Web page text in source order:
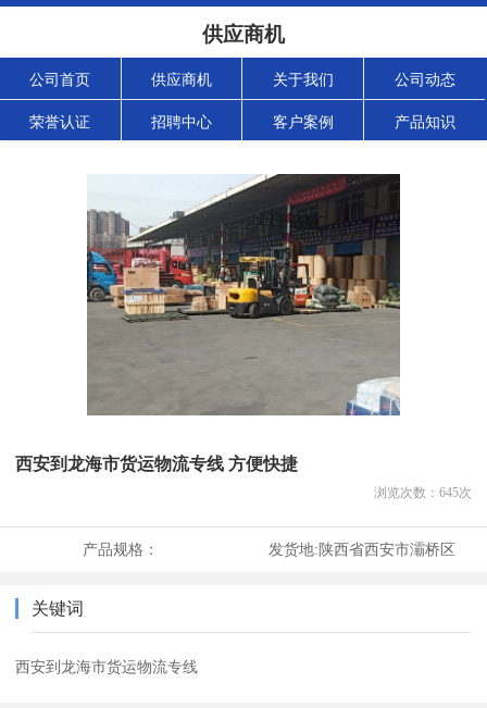
供应商机
公司首页 供应商机 关于我们 公司动态
荣誉认证 招聘中心 客户案例 产品知识
西安到龙海市货运物流专线 方便快捷
浏览次数： 645次
产品规格： 发货地:陕西省西安市灞桥区
关键词
西安到龙海市货运物流专线